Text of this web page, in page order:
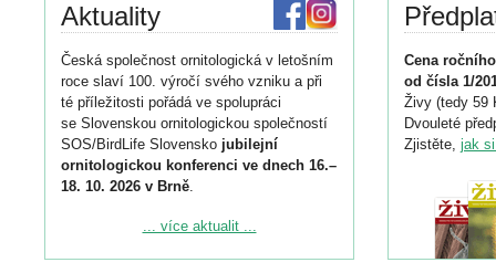
Aktuality
Česká společnost ornitologická v letošním
roce slaví 100. výročí svého vzniku a při
té příležitosti pořádá ve spolupráci
se Slovenskou ornitologickou společností
SOS/BirdLife Slovensko jubilejní
ornitologickou konferenci ve dnech 16.–
18. 10. 2026 v Brně.
Podrobnější informace ke konferenci
... více aktualit ...
Cena
od čísla 1/
Živy (tedy 59
Dvouleté
Zjistěte, jak